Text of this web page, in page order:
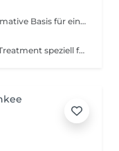
Ein perfekter Damenschnitt stellt die ultimative Basis für einfaches Styling im heimischen Badezimmer dar. Ob nun glattes, langes, welliges oder lockiges Haar, es werden diverse handwerkliche Techniken angewendet, um aus jedem Haartyp das Beste herauszuholen.
-CURLS- Calligraphy Cut incl. intensives Treatment speziell für Locken. Das rundum sorglos Paket der Friseure ist Waschen-Schneiden-Föhnen. Hier kannst dich entspannt zurücklehnen und dich erwartet am Ende ein neuer Haarschnitt mit dem perfekt abgestimmten Produkt & Styling. Im Calligraphy Cut vereinen sich handwerkliche Sorgfalt, kreative Leidenschaft und technische Innovation. Hierfür hat Frank Brormann mit dem Calligraph ein spezielles Schneide-Tool entwickelt, dessen visionäres Konzept nun patentiert ist und dessen einzigartige Anwendungstechnik weltweit nur von einer erlesenen Auswahl an intensiv geschulten Experten beherrscht wird. Das Geheimnis: der Calligraph schneidet das Haar durch seine leicht gekippte Klinge schräg an, vergleichbar mit dem behutsamen Schnitt eines Blütenstengels. Das Haar wird hierdurch nicht verletzt, vielmehr gelingt durch eine betont sanfte Führung der Klinge eine sichtbare Bewegung im Haar, die es voller erscheinen lässt und mehr Volumen in der Frisur zaubert. Das Haar lässt sich einfacher frisieren und der Schnitt hält länger.